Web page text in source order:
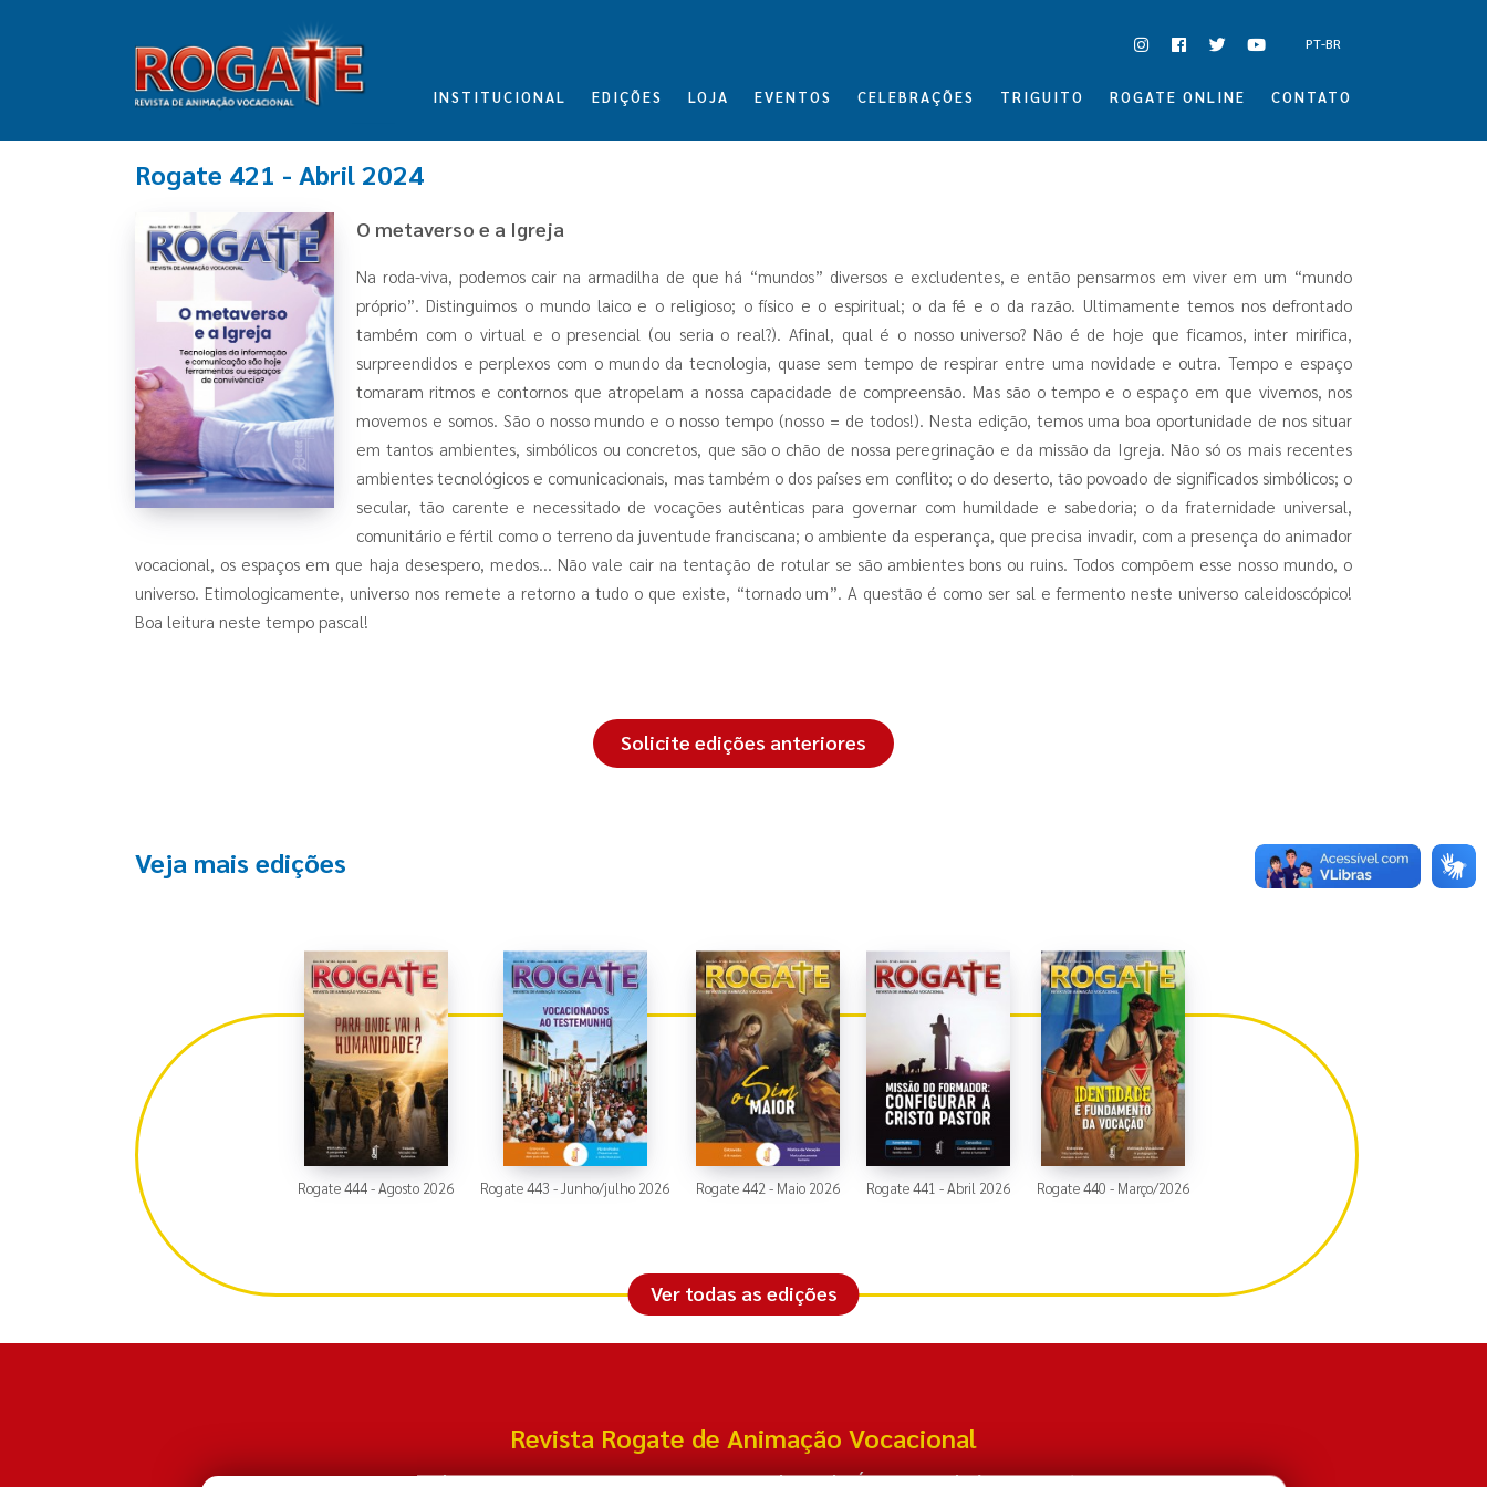
PT-BR
INSTITUCIONAL EDIÇÕES LOJA EVENTOS CELEBRAÇÕES TRIGUITO ROGATE ONLINE CONTATO
Rogate 421 - Abril 2024
O metaverso e a Igreja
Na roda-viva, podemos cair na armadilha de que há “mundos” diversos e excludentes, e então pensarmos em viver em um “mundo
próprio”. Distinguimos o mundo laico e o religioso; o físico e o espiritual; o da fé e o da razão. Ultimamente temos nos defrontado
também com o virtual e o presencial (ou seria o real?). Afinal, qual é o nosso universo? Não é de hoje que ficamos, inter mirifica,
surpreendidos e perplexos com o mundo da tecnologia, quase sem tempo de respirar entre uma novidade e outra. Tempo e espaço
tomaram ritmos e contornos que atropelam a nossa capacidade de compreensão. Mas são o tempo e o espaço em que vivemos, nos
movemos e somos. São o nosso mundo e o nosso tempo (nosso = de todos!). Nesta edição, temos uma boa oportunidade de nos situar
em tantos ambientes, simbólicos ou concretos, que são o chão de nossa peregrinação e da missão da Igreja. Não só os mais recentes
ambientes tecnológicos e comunicacionais, mas também o dos países em conflito; o do deserto, tão povoado de significados simbólicos; o
secular, tão carente e necessitado de vocações autênticas para governar com humildade e sabedoria; o da fraternidade universal,
comunitário e fértil como o terreno da juventude franciscana; o ambiente da esperança, que precisa invadir, com a presença do animador
vocacional, os espaços em que haja desespero, medos... Não vale cair na tentação de rotular se são ambientes bons ou ruins. Todos compõem esse nosso mundo, o
universo. Etimologicamente, universo nos remete a retorno a tudo o que existe, “tornado um”. A questão é como ser sal e fermento neste universo caleidoscópico!
Boa leitura neste tempo pascal!
Solicite edições anteriores
Veja mais edições
Rogate 444 - Agosto 2026 Rogate 443 - Junho/julho 2026 Rogate 442 - Maio 2026 Rogate 441 - Abril 2026 Rogate 440 - Março/2026
Ver todas as edições
Revista Rogate de Animação Vocacional
Comandante Ferreira Carneiro, 99 Nossa Senhora do Ó - São Paulo/SP - 02926-090